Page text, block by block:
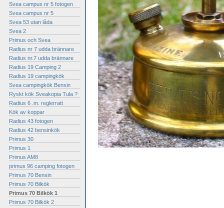
Svea campus nr 5 fotogen
Svea campus nr 5
Svea 53 utan låda
Svea 2
Primus och Svea
Radius nr 7 udda brännare
Radius nr.7 udda brännare
Radius 19 Camping 2
Radius 19 campingkök
Svea campingkök Bensin
Ryskt kök Sveakopia Tula ?
Radius 6 .m. reglerratt
Kök av koppar
Radius 43 fotogen
Radius 42 bensinkök
Primus 30
Primus 1
Primus AM8
primus 96 camping fotogen
Primus 70 Bensin
Primus 70 Bilkök
Primus 70 Bilkök 1
Primus 70 Bilkök 2